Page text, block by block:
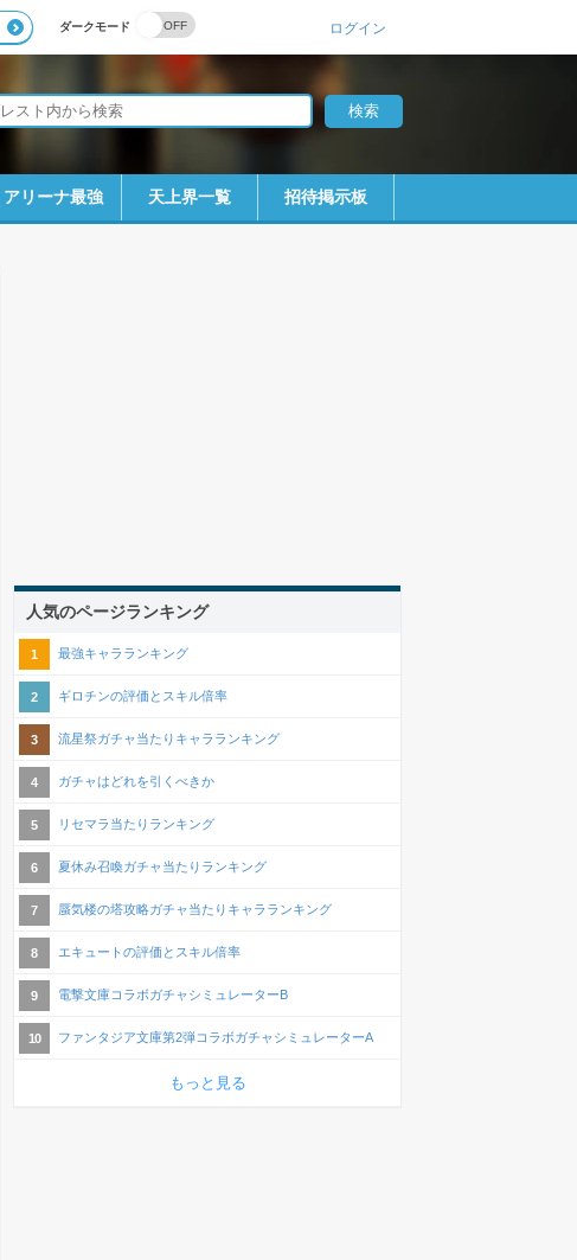
ダークモード ログイン
アリーナ最強 天上界一覧 招待掲示板
人気のページランキング
最強キャラランキング
ギロチンの評価とスキル倍率
流星祭ガチャ当たりキャラランキング
ガチャはどれを引くべきか
リセマラ当たりランキング
夏休み召喚ガチャ当たりランキング
蜃気楼の塔攻略ガチャ当たりキャラランキング
エキュートの評価とスキル倍率
電撃文庫コラボガチャシミュレーターB
ファンタジア文庫第2弾コラボガチャシミュレーターA
もっと見る